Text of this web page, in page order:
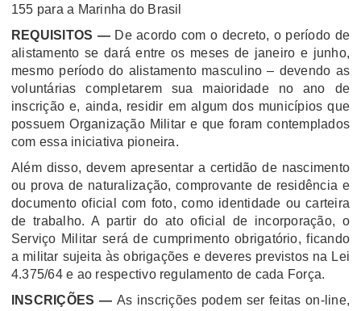
155 para a Marinha do Brasil
REQUISITOS — De acordo com o decreto, o período de
alistamento se dará entre os meses de janeiro e junho,
mesmo período do alistamento masculino – devendo as
voluntárias completarem sua maioridade no ano de
inscrição e, ainda, residir em algum dos municípios que
possuem Organização Militar e que foram contemplados
com essa iniciativa pioneira.
Além disso, devem apresentar a certidão de nascimento
ou prova de naturalização, comprovante de residência e
documento oficial com foto, como identidade ou carteira
de trabalho. A partir do ato oficial de incorporação, o
Serviço Militar será de cumprimento obrigatório, ficando
a militar sujeita às obrigações e deveres previstos na Lei
4.375/64 e ao respectivo regulamento de cada Força.
INSCRIÇÕES — As inscrições podem ser feitas on-line,